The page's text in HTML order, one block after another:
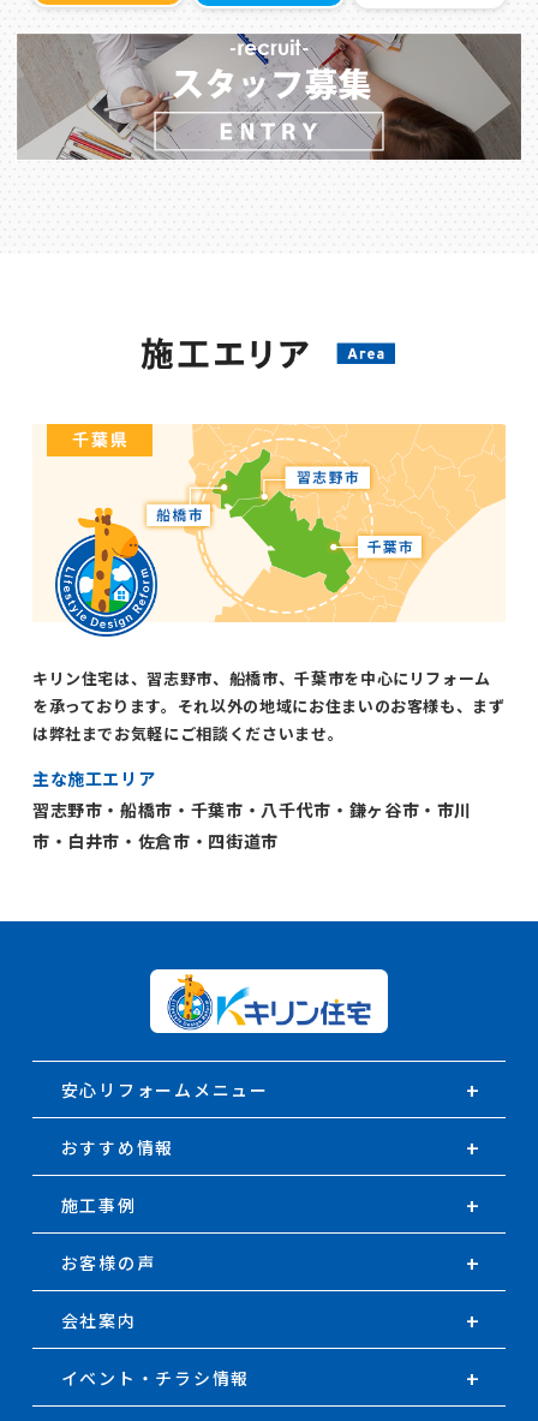
キリン住宅は、習志野市、船橋市、千葉市を中心にリフォーム
を承っております。それ以外の地域にお住まいのお客様も、まず
は弊社までお気軽にご相談くださいませ。
主な施工エリア
習志野市・船橋市・千葉市・八千代市・鎌ヶ谷市・市川
市・白井市・佐倉市・四街道市
安心リフォームメニュー
おすすめ情報
施工事例
お客様の声
会社案内
イベント・チラシ情報